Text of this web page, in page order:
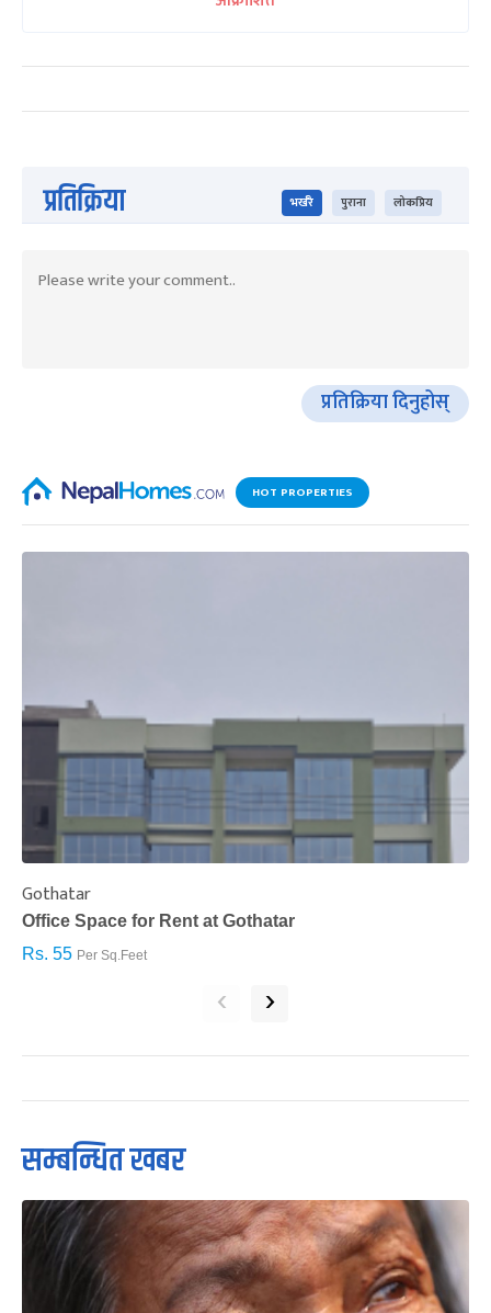
प्रतिक्रिया भर्खरै पुराना लोकप्रिय
प्रतिक्रिया दिनुहोस्
HOT PROPERTIES
Gothatar
Office Space for Rent at Gothatar
Rs. 55 Per Sq.Feet
‹ ›
सम्बन्धित खबर